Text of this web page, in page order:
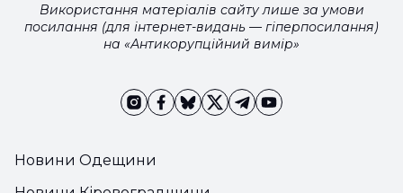
Новини Одещини
Використання матеріалів сайту лише за умови
посилання (для інтернет-видань — гіперпосилання)
на «Антикорупційний вимір»